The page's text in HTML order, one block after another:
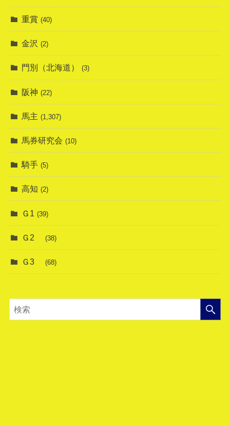
重賞 (40)
金沢 (2)
門別（北海道） (3)
阪神 (22)
馬主 (1,307)
馬券研究会 (10)
騎手 (5)
高知 (2)
Ｇ1 (39)
Ｇ2 (38)
Ｇ3 (68)